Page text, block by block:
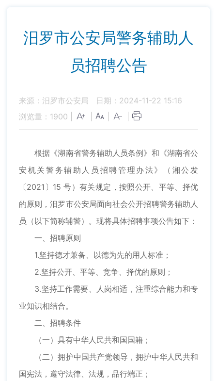
汨罗市公安局警务辅助人
员招聘公告
来源：汨罗市公安局
日期：2024-11-22 15:16
浏览量： 1900
根据《湖南省警务辅助人员条例》和《湖南省公
安机关警务辅助人员招聘管理办法》（湘公发
〔2021〕15 号）有关规定，按照公开、平等、择优
的原则，汨罗市公安局面向社会公开招聘警务辅助人
员（以下简称辅警）。现将具体招聘事项公告如下：
一、招聘原则
1.坚持德才兼备、以德为先的用人标准；
2.坚持公开、平等、竞争、择优的原则；
3.坚持工作需要、人岗相适，注重综合能力和专
业知识相结合。
二、招聘条件
（一）具有中华人民共和国国籍；
（二）拥护中国共产党领导，拥护中华人民共和
国宪法，遵守法律、法规，品行端正；